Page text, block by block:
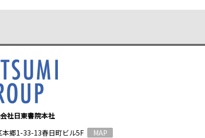
社日東書院本社
本郷1-33-13春日町ビル5F
MAP